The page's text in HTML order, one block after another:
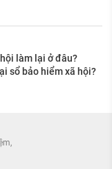
làm lại ở đâu?
sổ bảo hiểm xã hội?